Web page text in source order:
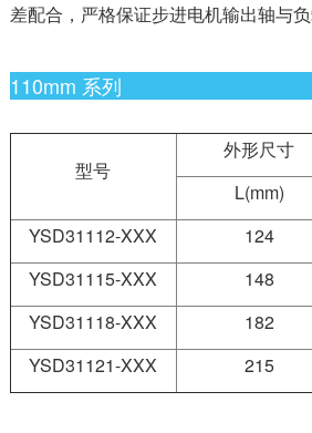
差配合，严格保证步进电机输出轴与负
110mm 系列
型号
外形尺寸
L(mm)
YSD31112-XXX
124
YSD31115-XXX
148
YSD31118-XXX
182
YSD31121-XXX
215